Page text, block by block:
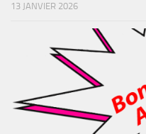
13 JANVIER 2026